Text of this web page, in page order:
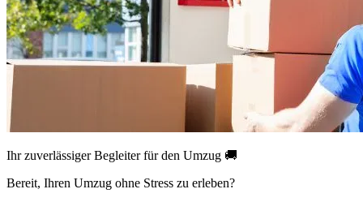
Ihr zuverlässiger Begleiter für den Umzug 🚚
Bereit, Ihren Umzug ohne Stress zu erleben?